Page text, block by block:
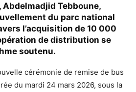
Abdelmadjid Tebboune,
du parc national
l’acquisition de 10 000
de distribution se
soutenu.
cérémonie de remise de bus
du mardi 24 mars 2026, sous la